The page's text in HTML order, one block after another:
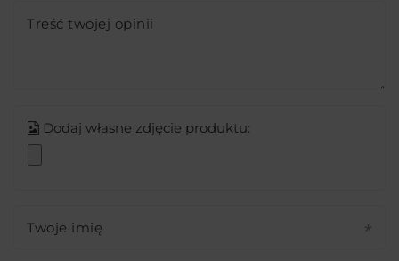
Treść twojej opinii
Dodaj własne zdjęcie produktu:
Twoje imię